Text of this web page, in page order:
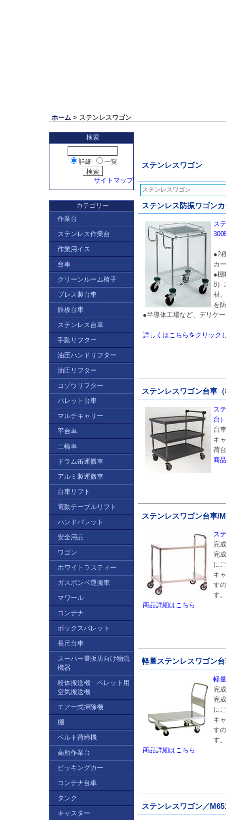
ホーム > ステンレスワゴン
ステンレスワゴン
ステンレスワゴン
ステンレス防振ワゴン
ス
●2
カ
●棚
8）
材
を
●半導体工場など、デリケ
詳しくはこちらをクリック
ステンレスワゴン台車
ス
台
台
キ
荷
商
ステンレスワゴン台車/
ス
完
完
に
キ
す
す。
商品詳細はこちら
軽量ステンレスワゴン
軽
完
完
に
キ
す
す。
商品詳細はこちら
ステンレスワゴン／
検索
詳細 一覧
サイトマップ
カテゴリー
作業台
ステンレス作業台
作業用イス
台車
クリーンルーム椅子
プレス製台車
鉄板台車
ステンレス台車
手動リフター
油圧ハンドリフター
油圧リフター
コゾウリフター
パレット台車
マルチキャリー
平台車
二輪車
ドラム缶運搬車
アルミ製運搬車
台車リフト
電動テーブルリフト
ハンドパレット
安全用品
ワゴン
ホワイトラスティー
ガスボンベ運搬車
マワール
コンテナ
ボックスパレット
長尺台車
スーパー量販店向け物流
機器
粉体搬送機 ペレット用
空気搬送機
エアー式掃除機
棚
ベルト荷締機
高所作業台
ピッキングカー
コンテナ台車
タンク
キャスター